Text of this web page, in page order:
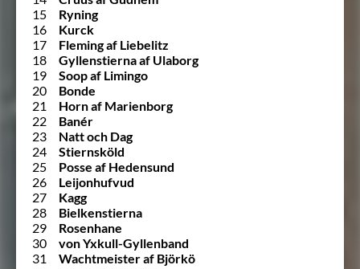
15
Ryning
16
Kurck
17
Fleming af Liebelitz
18
Gyllenstierna af Ulaborg
19
Soop af Limingo
20
Bonde
21
Horn af Marienborg
22
Banér
23
Natt och Dag
24
Stiernsköld
25
Posse af Hedensund
26
Leijonhufvud
27
Kagg
28
Bielkenstierna
29
Rosenhane
30
von Yxkull-Gyllenband
31
Wachtmeister af Björkö